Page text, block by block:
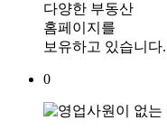
다양한 부동산
홈페이지를
보유하고 있습니다.
0